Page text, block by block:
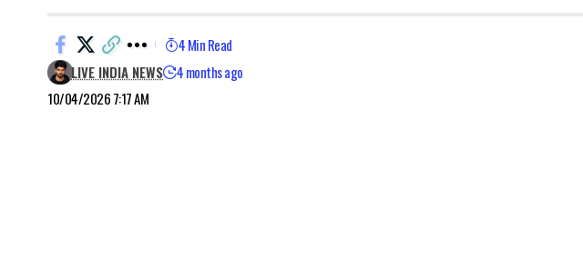
10/04/2026 7:17 AM
LIVE INDIA NEWS 4 months ago
4 Min Read